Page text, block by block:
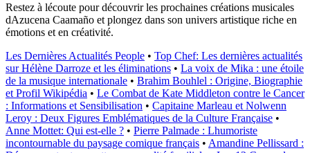
Restez à lécoute pour découvrir les prochaines créations musicales
dAzucena Caamaño et plongez dans son univers artistique riche en
émotions et en créativité.
Les Dernières Actualités People • Top Chef: Les dernières actualités
sur Hélène Darroze et les éliminations • La voix de Mika : une étoile
de la musique internationale • Brahim Bouhlel : Origine, Biographie
et Profil Wikipédia • Le Combat de Kate Middleton contre le Cancer
: Informations et Sensibilisation • Capitaine Marleau et Nolwenn
Leroy : Deux Figures Emblématiques de la Culture Française •
Anne Mottet: Qui est-elle ? • Pierre Palmade : Lhumoriste
incontournable du paysage comique français • Amandine Pellissard :